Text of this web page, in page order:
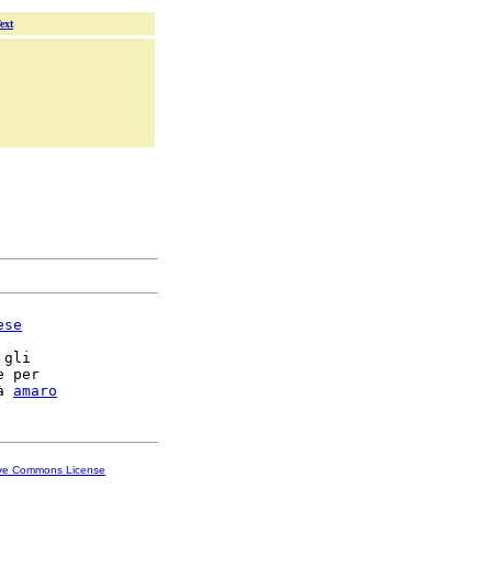
gli
per
amaro
Commons License